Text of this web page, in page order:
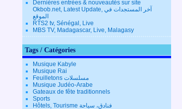
Dernières entrées & nouveautés sur site
Okbob.net, Latest Update, آخر المستجدات في
الموقع
RTS2 tv, Sénégal, Live
MBS TV, Madagascar, Live, Malagasy
Tags / Catégories
Musique Kabyle
Musique Rai
Feuilletons مسلسلات
Musique Judéo-Arabe
Gateaux de fête traditionnels
Sports
Hôtels, Tourisme فنادق، سياحة